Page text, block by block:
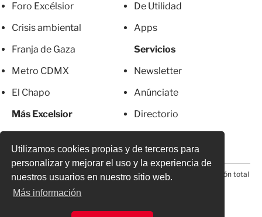
Utilizamos cookies propias y de terceros para
personalizar y mejorar el uso y la experiencia de
nuestros usuarios en nuestro sitio web.
Más información
Foro Excélsior
Crisis ambiental
Franja de Gaza
Metro CDMX
El Chapo
Más Excelsior
De Utilidad
Apps
Servicios
Newsletter
Anúnciate
Directorio
© 2026 Todos los derechos reservados. Prohibida la reproducción total
o parcial, incluyendo cualquier medio electrónico*